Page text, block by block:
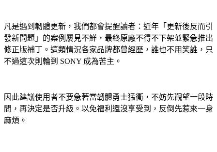
凡是遇到韌體更新，我們都會提醒讀者：近年「更新後反而引
發新問題」的案例屢見不鮮，最終原廠不得不下架並緊急推出
修正版補丁。這類情況各家品牌都曾經歷，誰也不用笑誰，只
不過這次則輪到 SONY 成為苦主。
因此建議使用者不要急著當韌體勇士猛衝，不妨先觀望一段時
間，再決定是否升級。以免福利還沒享受到，反倒先惹來一身
麻煩。